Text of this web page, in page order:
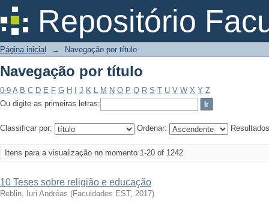
Repositório
Navegação por título
Página inicial → Navegação por título
Navegação por título
0-9 A B C D E F G H J K L M N O P Q R S T U V W X Y Z
Ou digite as primeiras letras:
Classificar por: Ordenar:
Itens para a visualização no momento 1-20 of 1242
10 Teses sobre religião e educação
Reblin, Iuri Andréas (Faculdades EST, 2017)